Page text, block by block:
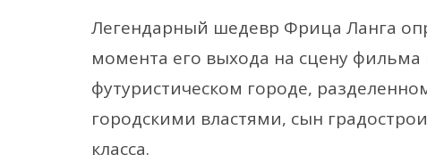
Легендарный шедевр Фрица Ланга
момента его выхода на сцену
футуристическом городе,
городскими властями, сын
класса.